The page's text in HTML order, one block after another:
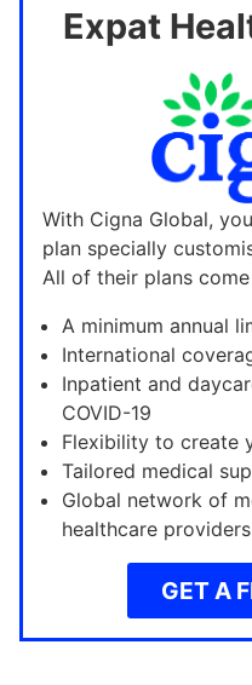
Expat
With Cigna Global,
plan specially
All of their plans
A minimum annual
International
Inpatient and
COVID-19
Flexibility to create
Tailored medical
Global network of
healthcare providers
GET A